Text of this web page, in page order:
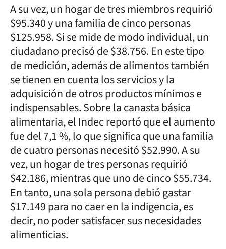
A su vez, un hogar de tres miembros requirió
$95.340 y una familia de cinco personas
$125.958. Si se mide de modo individual, un
ciudadano precisó de $38.756. En este tipo
de medición, además de alimentos también
se tienen en cuenta los servicios y la
adquisición de otros productos mínimos e
indispensables. Sobre la canasta básica
alimentaria, el Indec reportó que el aumento
fue del 7,1 %, lo que significa que una familia
de cuatro personas necesitó $52.990. A su
vez, un hogar de tres personas requirió
$42.186, mientras que uno de cinco $55.734.
En tanto, una sola persona debió gastar
$17.149 para no caer en la indigencia, es
decir, no poder satisfacer sus necesidades
alimenticias.